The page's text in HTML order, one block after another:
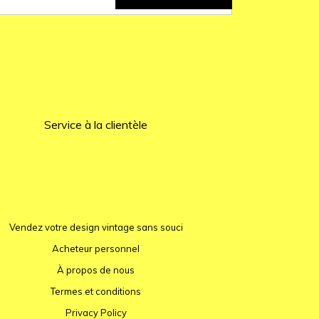
Service à la clientèle
Vendez votre design vintage sans souci
Acheteur personnel
À propos de nous
Termes et conditions
Privacy Policy